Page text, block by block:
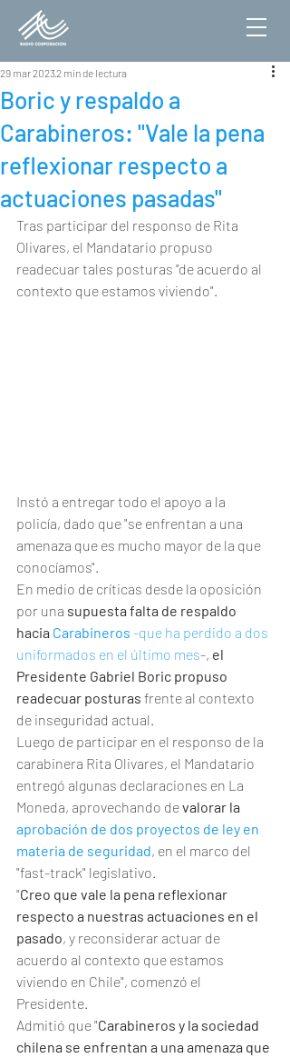
Boric y respaldo a
Carabineros: "Vale la pena
reflexionar respecto a
actuaciones pasadas"
29 mar 20232 min de lectura
Tras participar del responso de Rita
Olivares, el Mandatario propuso
readecuar tales posturas "de acuerdo al
contexto que estamos viviendo".
Instó a entregar todo el apoyo a la
policía, dado que "se enfrentan a una
amenaza que es mucho mayor de la que
conocíamos".
En medio de críticas desde la oposición
por una supuesta falta de respaldo
hacia Carabineros -que ha perdido a dos
uniformados en el último mes-, el
Presidente Gabriel Boric propuso
readecuar posturas frente al contexto
de inseguridad actual.
Luego de participar en el responso de la
carabinera Rita Olivares, el Mandatario
entregó algunas declaraciones en La
Moneda, aprovechando de valorar la
aprobación de dos proyectos de ley en
materia de seguridad, en el marco del
"fast-track" legislativo.
"Creo que vale la pena reflexionar
respecto a nuestras actuaciones en el
pasado, y reconsiderar actuar de
acuerdo al contexto que estamos
viviendo en Chile", comenzó el
Presidente.
Admitió que "Carabineros y la sociedad
chilena se enfrentan a una amenaza que